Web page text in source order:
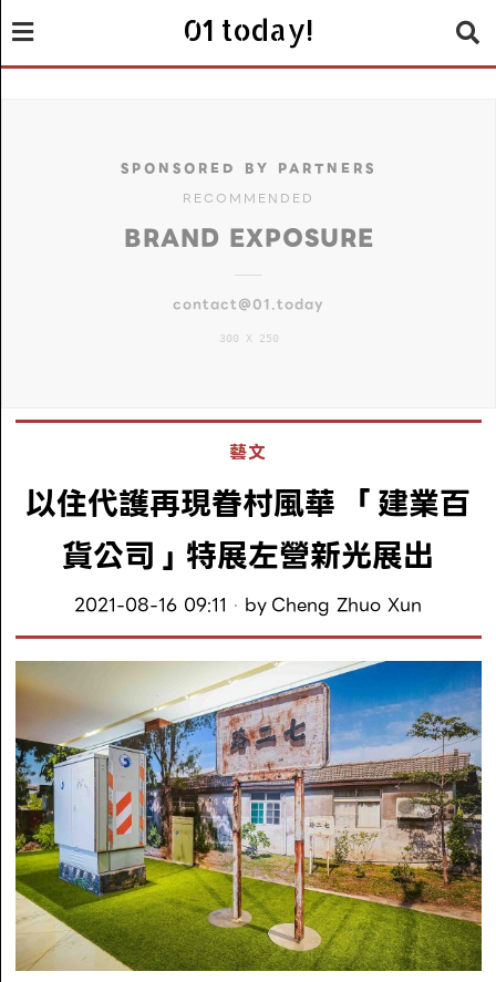
01 today!
SPONSORED BY PARTNERS
RECOMMENDED
BRAND EXPOSURE
contact@01.today
300 X 250
藝文
以住代護再現眷村風華 「建業百
貨公司」特展左營新光展出
2021-08-16 09:11 by Cheng Zhuo Xun